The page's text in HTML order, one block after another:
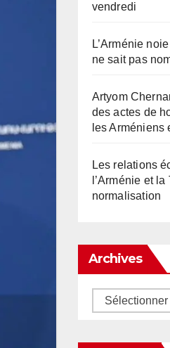
vendredi
L’Arménie
ne sait pas
Artyom
des actes de
les Arméniens
Les relations
l’Arménie et
normalisation
Archives
Archives